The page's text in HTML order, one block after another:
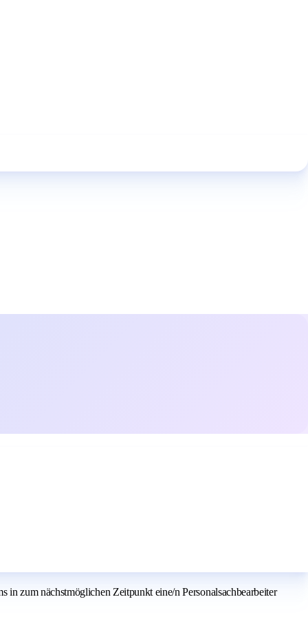
zum nächstmöglichen Zeitpunkt eine/n Personalsachbearbeiter